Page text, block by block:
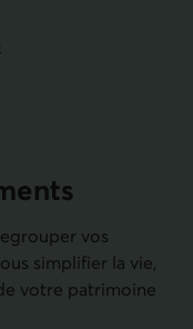
vos
simplifier la vie,
votre patrimoine